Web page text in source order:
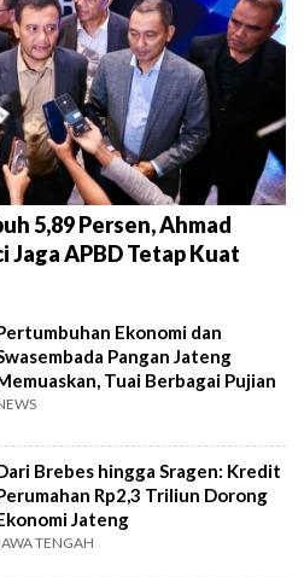
5,89 Persen, Ahmad
APBD Tetap Kuat
Ekonomi dan
Pangan Jateng
Tuai Berbagai Pujian
Brebes hingga Sragen: Kredit
Rp2,3 Triliun Dorong
Jateng
TENGAH